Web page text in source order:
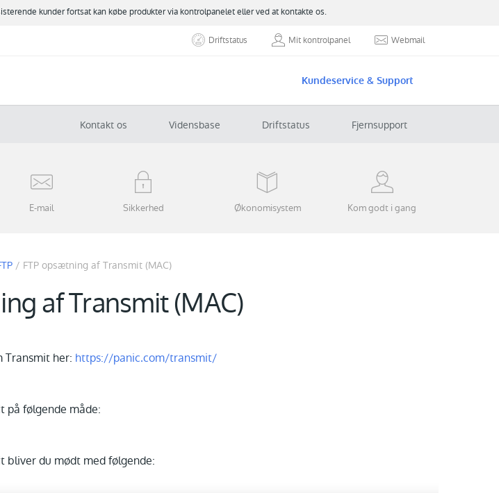
kunder fortsat kan købe produkter via kontrolpanelet eller ved at kontakte os.
Driftstatus Mit kontrolpanel Webmail
Kundeservice & Support
Kontakt os Vidensbase Driftstatus Fjernsupport
E-mail Sikkerhed Økonomisystem Kom godt i gang
/ FTP opsætning af Transmit (MAC)
af Transmit (MAC)
Transmit her: https://panic.com/transmit/
på følgende måde:
bliver du mødt med følgende: